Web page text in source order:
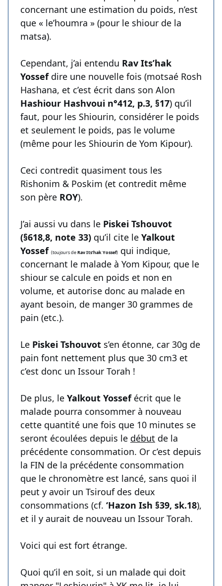
concernant une estimation du poids, n’est
que « le’houmra » (pour le shiour de la
matsa).
Cependant, j’ai entendu Rav Its’hak
Yossefdire une nouvelle fois (motsaé Rosh
Hashana, et c’est écrit dans son Alon
Hashiour Hashvoui n°412, p.3, §17) qu’il
faut, pour les Shiourin, considérer le poids
et seulement le poids, pas le volume
(même pour les Shiourin de Yom Kipour).
Ceci contredit quasiment tous les
Rishonim & Poskim (et contredit même
son père ROY).
J’ai aussi vu dans le Piskei Tshouvot
(§618,8, note 33) qu’il cite le Yalkout
Yossef (toujours deRav Its’hak Yossef) qui indique,
concernant le malade à Yom Kipour, que le
shiour se calcule en poids et non en
volume, et autorise donc au malade en
ayant besoin, de manger 30 grammes de
pain (etc.).
Le Piskei Tshouvot s’en étonne, car 30g de
pain font nettement plus que 30 cm3 et
c’est donc un Issour Torah !
De plus, le Yalkout Yossefécrit que le
malade pourra consommer à nouveau
cette quantité une fois que 10 minutes se
seront écoulées depuis le début de la
précédente consommation. Or c’est depuis
la FIN de la précédente consommation
que le chronomètre est lancé, sans quoi il
peut y avoir un Tsirouf des deux
consommations (cf. ‘Hazon Ish §39, sk.18),
et il y aurait de nouveau un Issour Torah.
Voici qui est fort étrange.
Quoi qu’il en soit, si un malade qui doit